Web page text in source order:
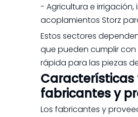
- Agricultura e
acoplamientos Storz
Estos sectores
que pueden cumplir
rápida para las piezas
Características
fabricantes y
Los fabricantes y